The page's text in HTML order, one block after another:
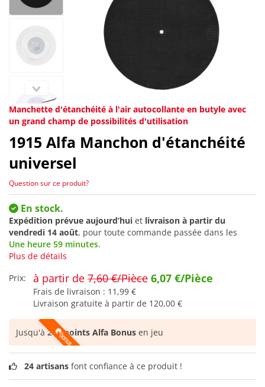
Manchette d'étanchéité à l'air autocollante en butyle avec
un grand champ de possibilités d'utilisation
1915 Alfa Manchon d'étanchéité
universel
Question sur ce produit?
En stock.
Expédition prévue aujourd’hui et livraison à partir du
vendredi 14 août, pour toute commande passée dans les
Une heure 59 minutes.
Plus de détails
Prix:
à partir de 7,60 €/Pièce 6,07 €/Pièce
Frais de livraison : 11,99 €
Livraison gratuite à partir de 120,00 €
Jusqu'à205 points Alfa Bonus en jeu
24 artisans font confiance à ce produit !